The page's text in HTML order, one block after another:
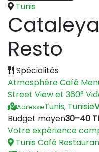
Tunis
Resto
Spécialités
AtmosphèreCafé
Street View et 360°
AdresseTunis, Tunisie
Budget moyen30–40
Votre expérience
Tunis Café